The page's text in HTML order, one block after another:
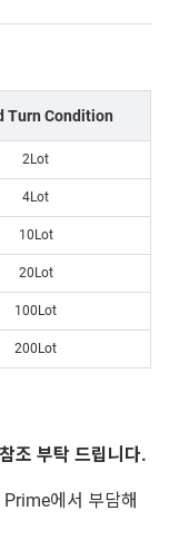
Turn Condition
2Lot
4Lot
10Lot
20Lot
100Lot
200Lot
조 부탁 드립니다.
에서 부담해